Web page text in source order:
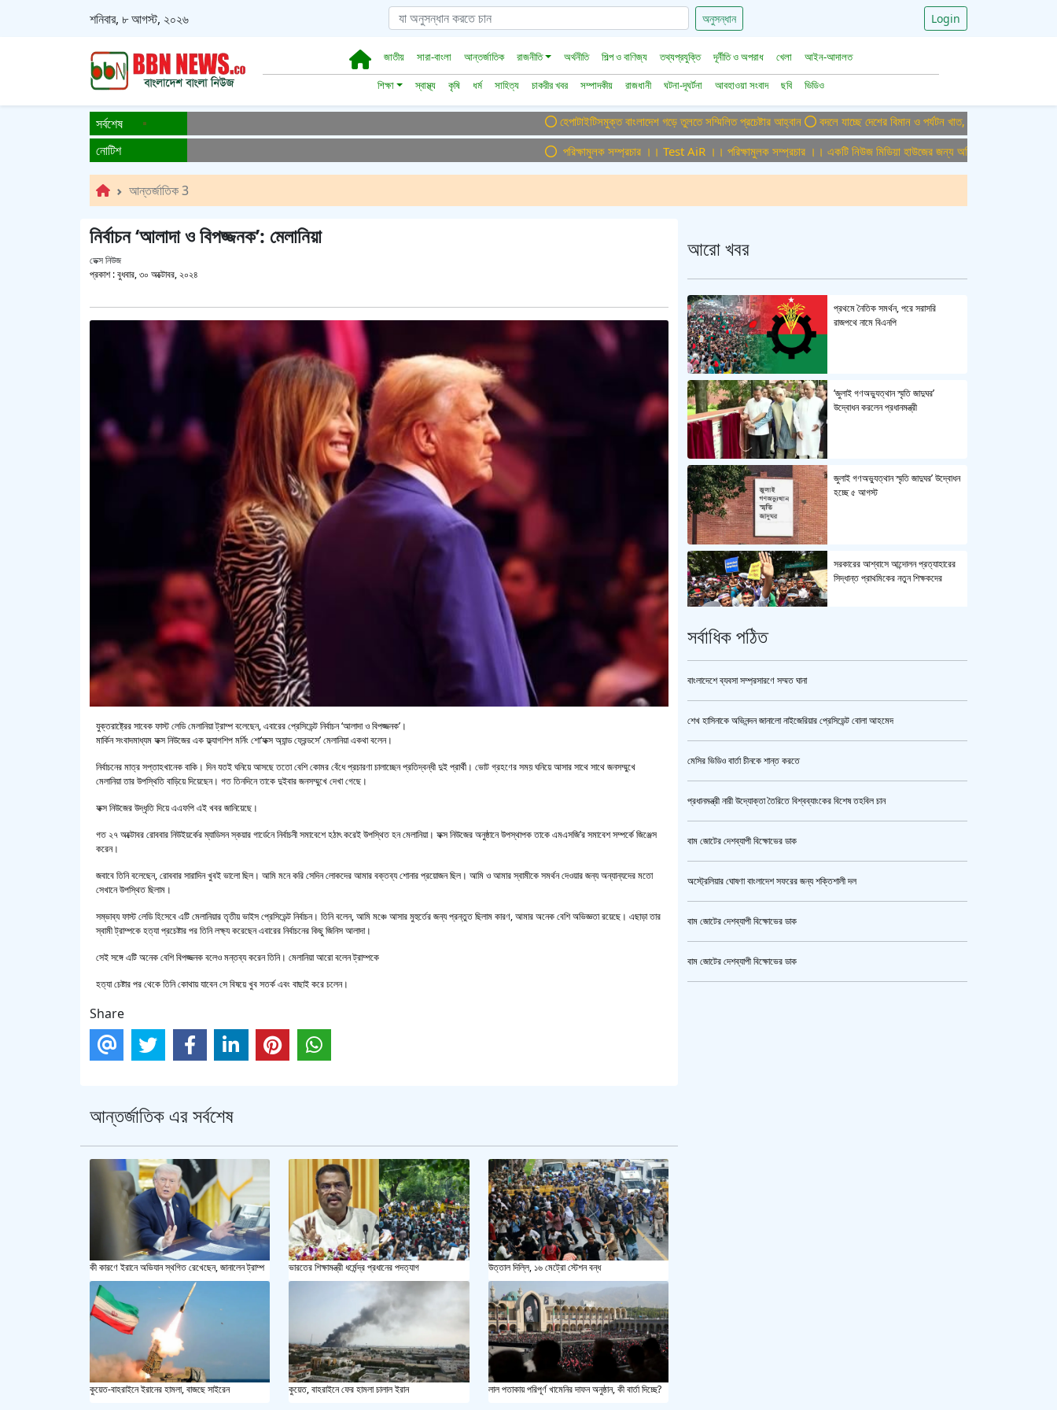
শনিবার, ৮ আগস্ট, ২০২৬ অনুসন্ধান Login
জাতীয় সারা-বাংলা আন্তর্জাতিক রাজনীতি অর্থনীতি শিল্প ও বাণিজ্য তথ্যপ্রযুক্তি দূর্নীতি ও অপরাধ খেলা
আইন-আদালত
শিক্ষা
স্বাস্থ্য কৃষি ধর্ম সাহিত্য চাকরীর খবর সম্পাদকীয় রাজধানী ঘটনা-দূঘর্টনা আবহাওয়া সংবাদ ছবি ভিডিও
সর্বশেষ হেপাটাইটিসমুক্ত বাংলাদেশ গড়ে তুলতে সম্মিলিত প্রচেষ্টার আহ্বান বদলে যাচ্ছে দেশের বিমান ও পর্যটন খাত, ডিসেম্বরে আসছে বড় চমক
নোটিশ পরিক্ষামুলক সম্প্রচার ।। Test AiR ।। পরিক্ষামুলক সম্প্রচার ।। একটি নিউজ মিডিয়া হাউজের জন্য অফিস এডমিন পুরুষ-মহিলা
আন্তর্জাতিক 3
নির্বাচন ‘আলাদা ও বিপজ্জনক’: মেলানিয়া
ডেক্স নিউজ
প্রকাশ :বুধবার, ৩০ অক্টোবর, ২০২৪
যুক্তরাষ্ট্রের সাবেক ফাস্ট লেডি মেলানিয়া ট্রাম্প বলেছেন, এবারের প্রেসিডেন্ট নির্বাচন ‘আলাদা ও বিপজ্জনক’।
মার্কিন সংবাদমাধ্যম ফক্স নিউজের এক ফ্ল্যাগশিপ মর্নিং শো‘ফক্স অ্যান্ড ফ্রেন্ডসে’ মেলানিয়া একথা বলেন।
নির্বাচনের মাত্র সপ্তাহখানেক বাকি। দিন যতই ঘনিয়ে আসছে ততো বেশি কোমর বেঁধে প্রচারণা চালাচ্ছেন প্রতিদ্বন্ধী দুই প্রার্থী। ভোট গ্রহণের সময় ঘনিয়ে আসার সাথে সাথে জনসম্মুখে
মেলানিয়া তার উপস্থিতি বাড়িয়ে দিয়েছেন। গত তিনদিনে তাকে দুইবার জনসম্মুখে দেখা গেছে।
ফক্স নিউজের উদ্ধৃতি দিয়ে এএফপি এই খবর জানিয়েছে।
গত ২৭ অক্টোবর রোববার নিউইয়র্কের ম্যাডিসন স্কয়ার গার্ডেনে নির্বাচনী সমাবেশে হঠাৎ করেই উপস্থিত হন মেলানিয়া। ফক্স নিউজের অনুষ্ঠানে উপস্থাপক তাকে এমএসজি’র সমাবেশ সম্পর্কে জিঞ্জেস
করেন।
জবাবে তিনি বলেছেন, রোববার সারাদিন খুবই ভালো ছিল। আমি মনে করি সেদিন লোকদের আমার বক্তব্য শোনার প্রয়োজন ছিল। আমি ও আমার স্বামীকে সমর্থন দেওয়ার জন্য অন্যান্যদের মতো
সেখানে উপস্থিত ছিলাম।
সম্ভাব্য ফাস্ট লেডি হিসেবে এটি মেলানিয়ার তৃতীয় ভাইস প্রেসিডেন্ট নির্বাচন। তিনি বলেন, আমি মঞ্চে আসার মুহুর্তের জন্য প্রন্তুত ছিলাম কারণ, আমার অনেক বেশি অভিজ্ঞতা রয়েছে। এছাড়া তার
স্বামী ট্রাম্পকে হত্যা প্রচেষ্টার পর তিনি লক্ষ্য করেছেন এবারের নির্বাচনের কিছু জিনিস আলাদা।
সেই সঙ্গে এটি অনেক বেশি বিপজ্জনক বলেও মন্তব্য করেন তিনি। মেলানিয়া আরো বলেন ট্রাম্পকে
হত্যা চেষ্টার পর থেকে তিনি কোথায় যাবেন সে বিষয়ে খুব সতর্ক এবং বাছাই করে চলেন।
Share
আন্তর্জাতিক এর সর্বশেষ
কী কারণে ইরানে অভিযান স্থগিত রেখেছেন, জানালেন ট্রাম্প ভারতের শিক্ষামন্ত্রী ধর্মেন্দ্র প্রধানের পদত্যাগ উত্তাল দিল্লি, ১৬ মেট্রো স্টেশন বন্ধ
কুয়েত-বাহরাইনে ইরানের হামলা, বাজছে সাইরেন কুয়েত, বাহরাইনে ফের হামলা চালাল ইরান লাল পতাকায় পরিপূর্ণ খামেনির দাফন অনুষ্ঠান, কী বার্তা দিচ্ছে?
আরো খবর
প্রথমে নৈতিক সমর্থন, পরে সরাসরি
রাজপথে নামে বিএনপি
‘জুলাই গণঅভ্যুত্থান স্মৃতি জাদুঘর’
উদ্বোধন করলেন প্রধানমন্ত্রী
জুলাই গণঅভ্যুত্থান স্মৃতি জাদুঘর’ উদ্বোধন
হচ্ছে ৫ আগস্ট
সরকারের আশ্বাসে আন্দোলন প্রত্যাহারের
সিদ্ধান্ত প্রাথমিকের নতুন শিক্ষকদের
লাঠিয়াল বাহিনী নয় : স্বরাষ্ট্রমন্ত্রী
ক্যামেরার টান আজও অটুট, মঞ্চ-সিনেমা
এসএসসি ও সমমানের পরীক্ষার ফলাফল ১০
সর্বাধিক পঠিত
বাংলাদেশে ব্যবসা সম্প্রসারণে সম্মত ঘানা
শেখ হাসিনাকে অভিনন্দন জানালো নাইজেরিয়ার প্রেসিডেন্ট বোলা আহমেদ
মেসির ভিডিও বার্তা চীনকে শান্ত করতে
প্রধানমন্ত্রী নারী উদ্যোক্তা তৈরিতে বিশ্বব্যাংকের বিশেষ তহবিল চান
বাম জোটের দেশব্যাপী বিক্ষোভের ডাক
অস্ট্রেলিয়ার ঘোষণা বাংলাদেশ সফরের জন্য শক্তিশালী দল
বাম জোটের দেশব্যাপী বিক্ষোভের ডাক
বাম জোটের দেশব্যাপী বিক্ষোভের ডাক